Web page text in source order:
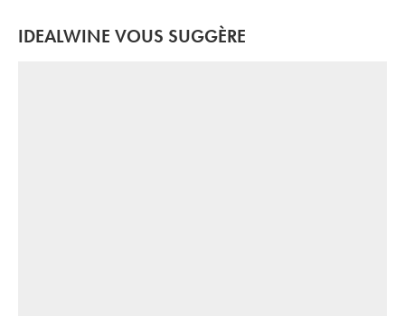
IDEALWINE VOUS SUGGÈRE